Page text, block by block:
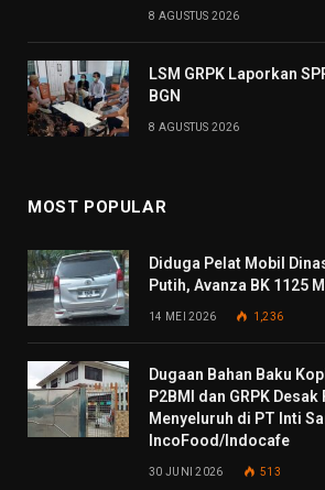
8 AGUSTUS 2026
LSM GRPK Laporkan
BGN
8 AGUSTUS 2026
MOST POPULAR
Diduga Pelat Mobil
Putih, Avanza BK 1125
14 MEI 2026 1,236
Dugaan Bahan Baku
P2BMI dan GRPK
Menyeluruh di PT Inti
IncoFood/Indocafe
30 JUNI 2026 513